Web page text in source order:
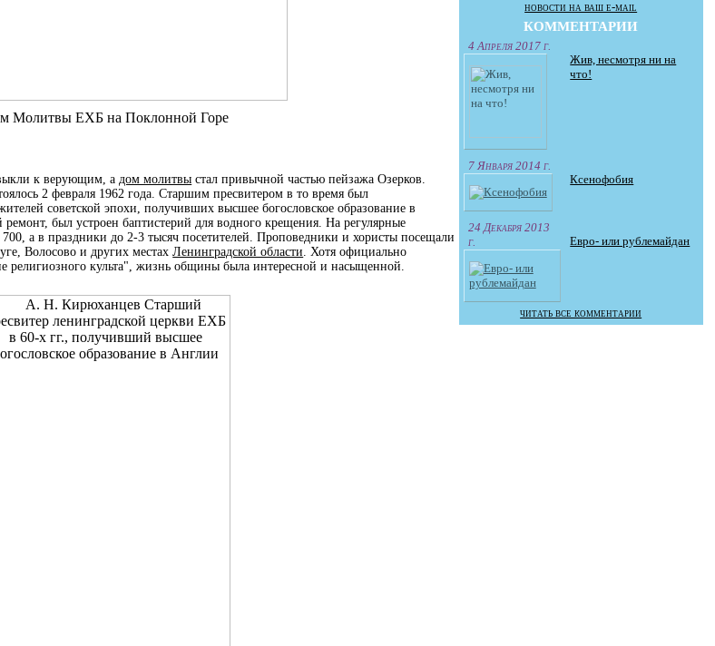
Молитвы ЕХБ на Поклонной Горе
к верующим, адом молитвы стал привычной частью пейзажа Озерков.
2 февраля 1962 года. Старшим пресвитером в то время был
советской эпохи, получивших высшее богословское образование в
ремонт, был устроен баптистерий для водного крещения. На регулярные
а в праздники до 2-3 тысяч посетителей. Проповедники и хористы посещали
Волосово и других местахЛенинградской области. Хотя официально
религиозного культа", жизнь общины была интересной и насыщенной.
новости на ваш e-mail
КОММЕНТАРИИ
4 Апреля 2017 г.
Жив, несмотря ни на
что!
7 Января 2014 г.
Ксенофобия
24 Декабря 2013
г.
Евро- или рублемайдан
читать все комментарии